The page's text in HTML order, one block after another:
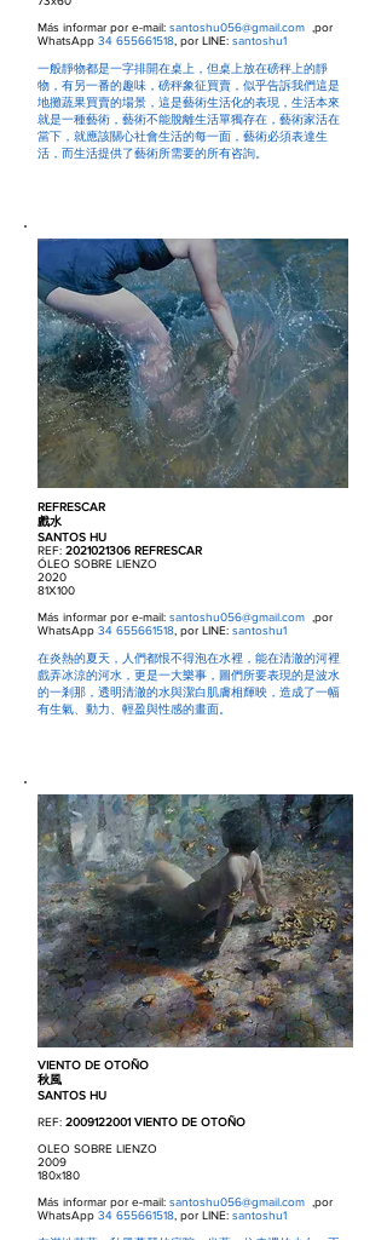
Más informar por e-mail: santoshu056@gmail.com ,por
WhatsApp 34 655661518 , por LINE: santoshu1
一般靜物都是一字排開在桌上，但桌上放在磅秤上的靜
物，有另一番的趣味，磅秤象征買賣，似乎告訴我們這是
地攤蔬果買賣的場景，這是藝術生活化的表現，生活本來
就是一種藝術，藝術不能脫離生活單獨存在，藝術家活在
當下，就應該關心社會生活的每一面，藝術必須表達生
活，而生活提供了藝術所需要的所有咨詢。
REFRESCAR
戲水
SANTOS HU
REF: 2021021306 REFRESCAR
ÓLEO SOBRE LIENZO
2020
81X100
Más informar por e-mail: santoshu056@gmail.com ,por
WhatsApp 34 655661518 , por LINE: santoshu1
在炎熱的夏天，人們都恨不得泡在水裡，能在清澈的河裡
戲弄冰涼的河水，更是一大樂事，圖們所要表現的是波水
的一剎那，透明清澈的水與潔白肌膚相輝映，造成了一幅
有生氣、動力、輕盈與性感的畫面。
VIENTO DE OTOÑO
秋風
SANTOS HU
REF: 2009122001 VIENTO DE OTOÑO
OLEO SOBRE LIENZO
2009
180x180
Más informar por e-mail: santoshu056@gmail.com ,por
WhatsApp 34 655661518 , por LINE: santoshu1